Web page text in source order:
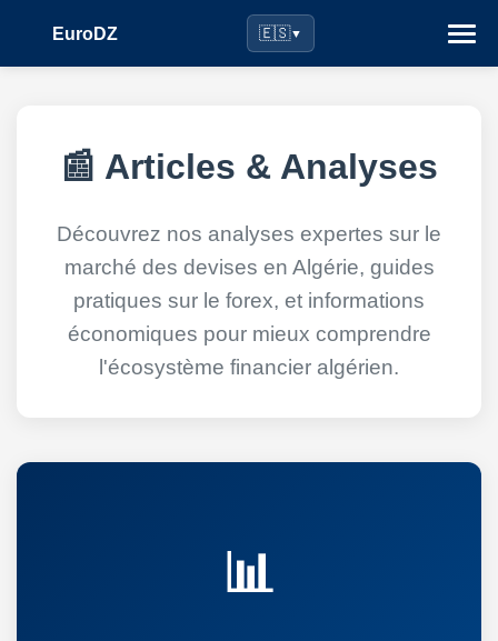
EuroDZ 🇪🇸▼
📰 Articles & Analyses
Découvrez nos analyses expertes sur le
marché des devises en Algérie, guides
pratiques sur le forex, et informations
économiques pour mieux comprendre
l'écosystème financier algérien.
📊